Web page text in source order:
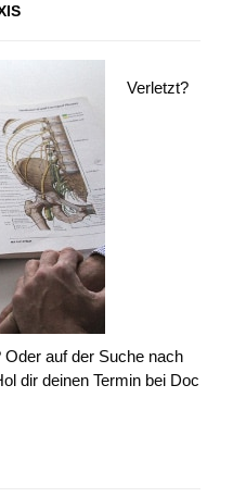
Verletzt?
auf der Suche nach
dir deinen Termin bei Doc